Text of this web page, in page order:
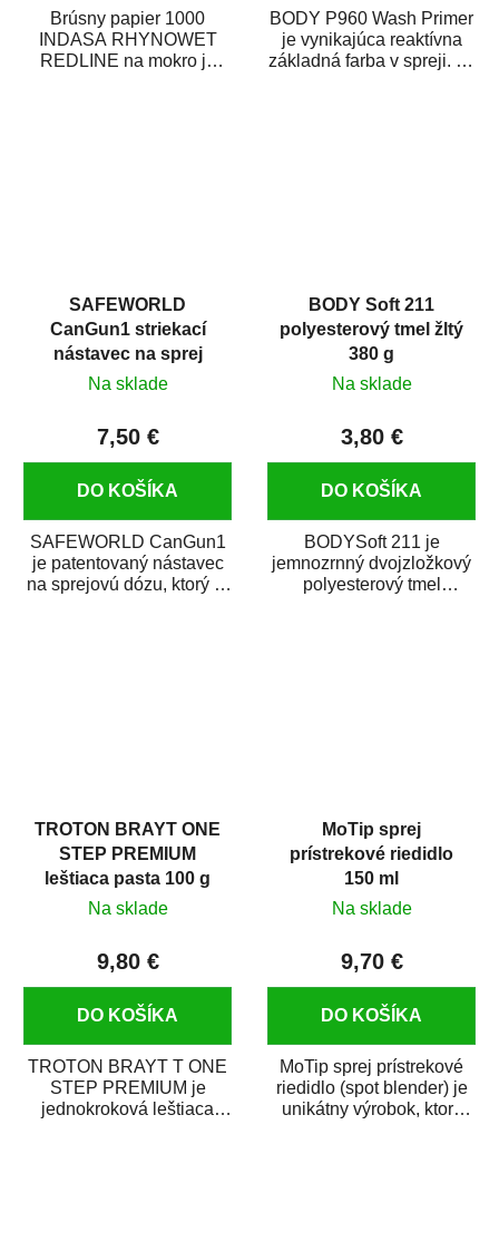
Brúsny papier 1000
INDASA RHYNOWET
REDLINE na mokro je
BODY P960 Wash Primer
je vynikajúca reaktívna
základná farba v spreji. Je
SAFEWORLD
CanGun1 striekací
nástavec na sprej
Na sklade
7,50 €
DO KOŠÍKA
SAFEWORLD CanGun1
je patentovaný nástavec
na sprejovú dózu, ktorý ju
BODY Soft 211
polyesterový tmel žltý
380 g
Na sklade
3,80 €
DO KOŠÍKA
BODYSoft 211 je
jemnozrnný dvojzložkový
polyesterový tmel
TROTON BRAYT ONE
STEP PREMIUM
leštiaca pasta 100 g
Na sklade
9,80 €
DO KOŠÍKA
TROTON BRAYT T ONE
STEP PREMIUM je
jednokroková leštiaca
MoTip sprej
prístrekové riedidlo
150 ml
Na sklade
9,70 €
DO KOŠÍKA
MoTip sprej prístrekové
riedidlo (spot blender) je
unikátny výrobok, ktorý